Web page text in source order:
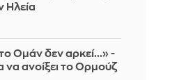
Ηλεία
Ομάν δεν αρκεί...» -
να ανοίξει το Ορμούζ